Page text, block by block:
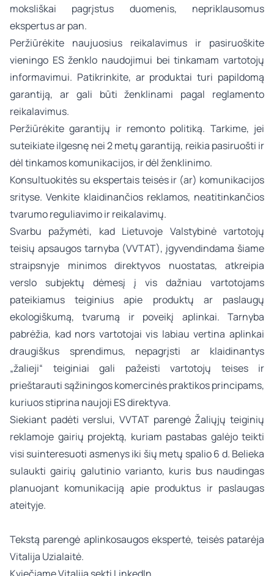
moksliškai pagrįstus duomenis, nepriklausomus
ekspertus ar pan.
Peržiūrėkite naujuosius reikalavimus ir pasiruoškite
vieningo ES ženklo naudojimui bei tinkamam vartotojų
informavimui. Patikrinkite, ar produktai turi papildomą
garantiją, ar gali būti ženklinami pagal reglamento
reikalavimus.
Peržiūrėkite garantijų ir remonto politiką. Tarkime, jei
suteikiate ilgesnę nei 2 metų garantiją, reikia pasiruošti ir
dėl tinkamos komunikacijos, ir dėl ženklinimo.
Konsultuokitės su ekspertais teisės ir (ar) komunikacijos
srityse. Venkite klaidinančios reklamos, neatitinkančios
tvarumo reguliavimo ir reikalavimų.
Svarbu pažymėti, kad Lietuvoje Valstybinė vartotojų
teisių apsaugos tarnyba (VVTAT), įgyvendindama šiame
straipsnyje minimos direktyvos nuostatas, atkreipia
verslo subjektų dėmesį į vis dažniau vartotojams
pateikiamus teiginius apie produktų ar paslaugų
ekologiškumą, tvarumą ir poveikį aplinkai. Tarnyba
pabrėžia, kad nors vartotojai vis labiau vertina aplinkai
draugiškus sprendimus, nepagrįsti ar klaidinantys
„žalieji“ teiginiai gali pažeisti vartotojų teises ir
prieštarauti sąžiningos komercinės praktikos principams,
kuriuos stiprina naujoji ES direktyva.
Siekiant padėti verslui, VVTAT parengė Žaliųjų teiginių
reklamoje gairių projektą, kuriam pastabas galėjo teikti
visi suinteresuoti asmenys iki šių metų spalio 6 d. Belieka
sulaukti gairių galutinio varianto, kuris bus naudingas
planuojant komunikaciją apie produktus ir paslaugas
ateityje.
Tekstą parengė aplinkosaugosekspertė, teisės patarėja
Vitalija Uzialaitė.